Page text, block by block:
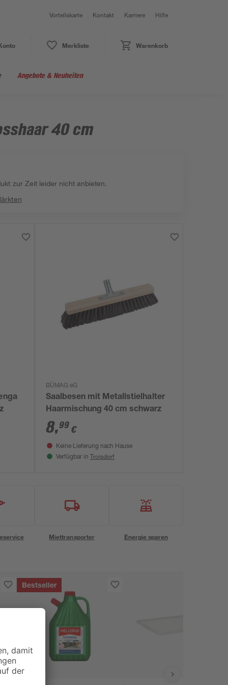
Vorteilskarte Kontakt Karriere Hilfe
Merkliste Warenkorb
Angebote & Neuheiten
40 cm
zur Zeit leider nicht anbieten.
BÜMAG eG
Saalbesen mit Metallstielhalter
Haarmischung 40 cm schwarz
8,99 €
Keine Lieferung nach Hause
Verfügbar in Troisdorf
Miettransporter Energie sparen
Bestseller